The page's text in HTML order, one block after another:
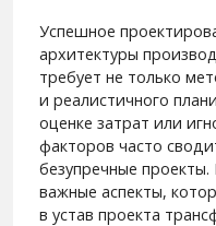
Успешное
архитектуры
требует не только
и реалистичного
оценке затрат или
факторов часто
безупречные
важные аспекты,
в устав проекта